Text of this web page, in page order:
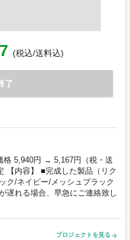
(税込/送料込)
了
格 5,940円 → 5,167円（税・送
【内容】 ■完成した製品（リク
/ネイビー/メッシュブラック
遅れる場合、早急にご連絡致し
プロジェクトを見る arrow_forward